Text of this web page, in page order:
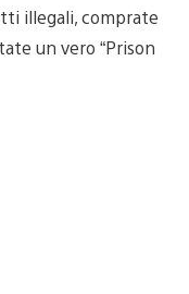
illegali, comprate
un vero “Prison